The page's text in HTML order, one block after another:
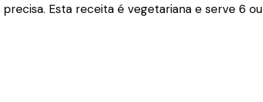
Esta receita é vegetariana e serve 6 ou